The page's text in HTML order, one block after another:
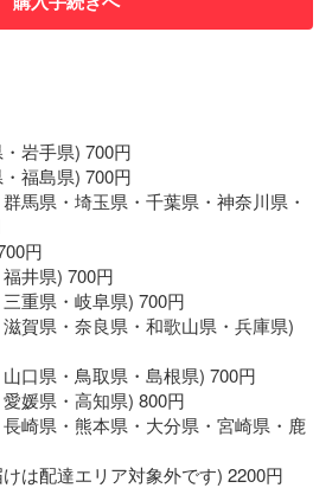
岩手県) 700円
福島県) 700円
馬県・埼玉県・千葉県・神奈川県・
円
井県) 700円
重県・岐阜県) 700円
賀県・奈良県・和歌山県・兵庫県)
口県・鳥取県・島根県) 700円
媛県・高知県) 800円
崎県・熊本県・大分県・宮崎県・鹿
は配達エリア対象外です) 2200円